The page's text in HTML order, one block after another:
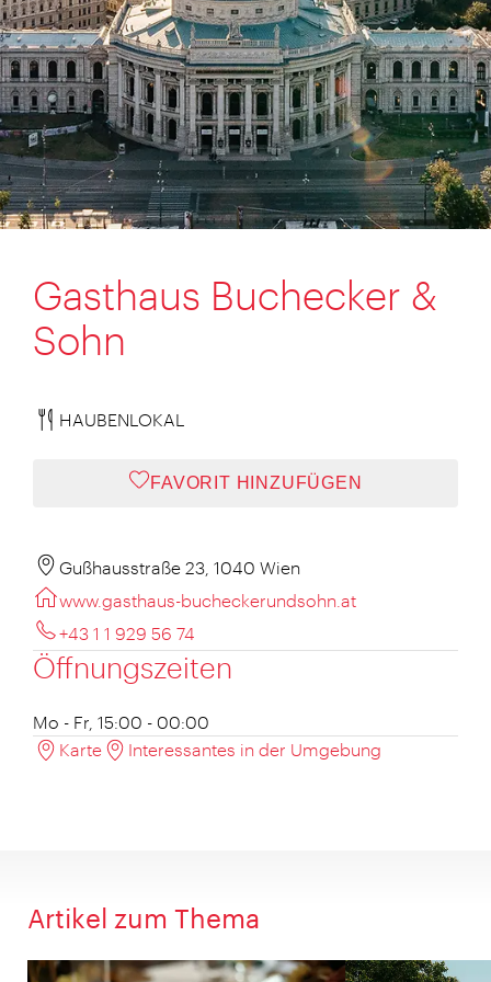
Gasthaus Buchecker &
Sohn
HAUBENLOKAL
FAVORIT HINZUFÜGEN
Gußhausstraße 23, 1040 Wien
www.gasthaus-bucheckerundsohn.at
+43 1 1 929 56 74
Öffnungszeiten
Mo - Fr, 15:00 - 00:00
Karte
Interessantes in der Umgebung
Artikel zum Thema